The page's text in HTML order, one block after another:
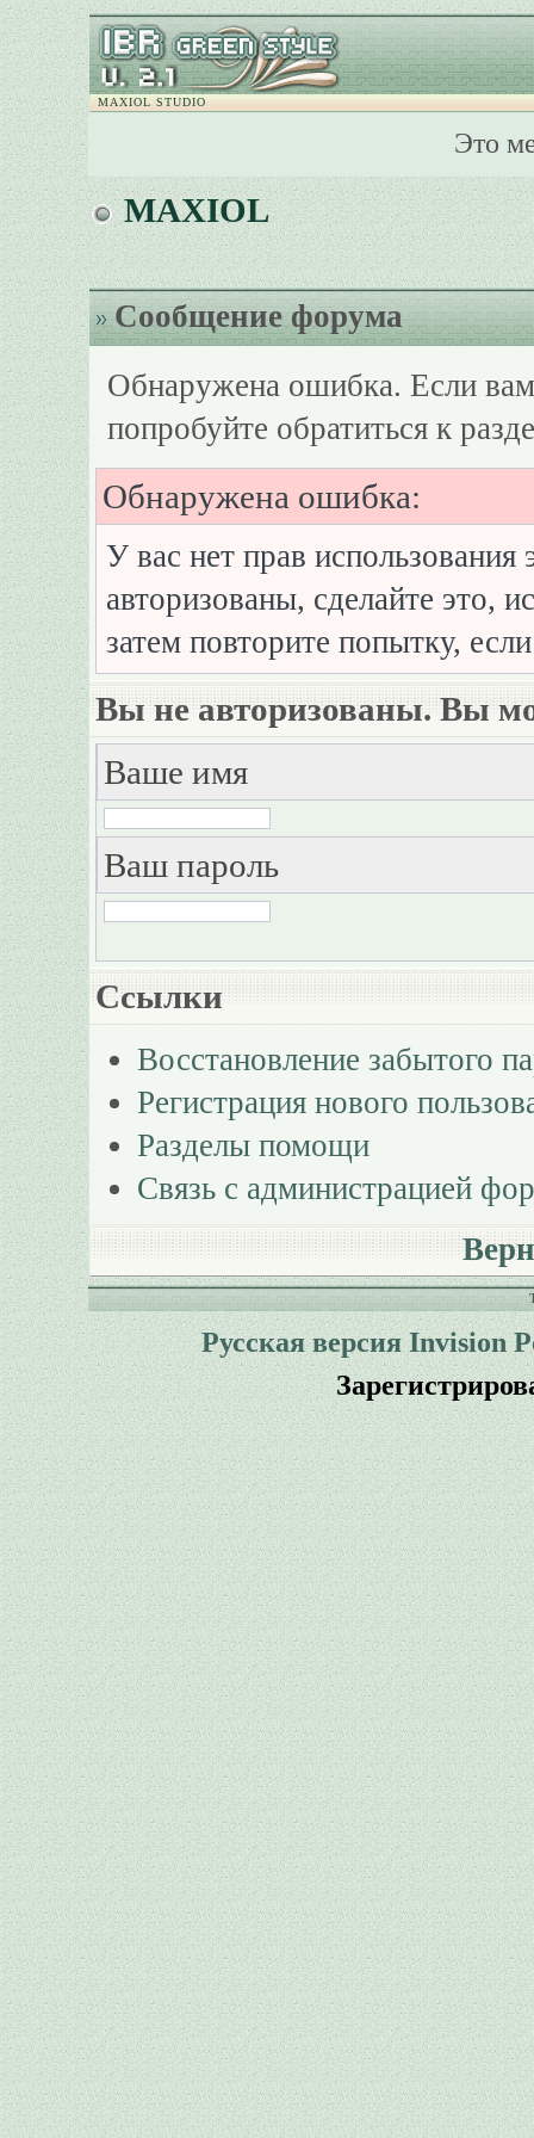
MAXIOL STUDIO
Это
MAXIOL
Сообщение форума
Обнаружена ошибка. Если
попробуйте обратиться к
Обнаружена ошибка:
У вас нет прав
авторизованы, сделайте это,
затем повторите попытку,
Вы не авторизованы. Вы
Ваше имя
Ваш пароль
Ссылки
Восстановление забытого
Регистрация нового
Разделы помощи
Связь с администрацией
Русская версия Invision